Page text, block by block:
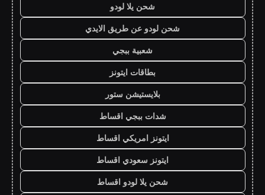
شحن يلا لودو
شحن لودو عن طريق الايدي
شعبية ببجي
بطاقات ايتونز
بلايستيشن ستور
شدات ببجي اقساط
ايتونز امريكي اقساط
ايتونز سعودي اقساط
شحن يلا لودو اقساط